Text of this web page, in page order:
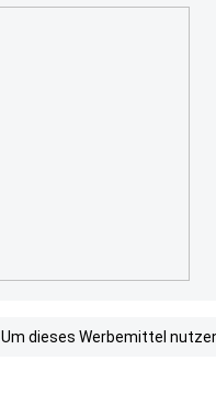
Um dieses Werbemittel